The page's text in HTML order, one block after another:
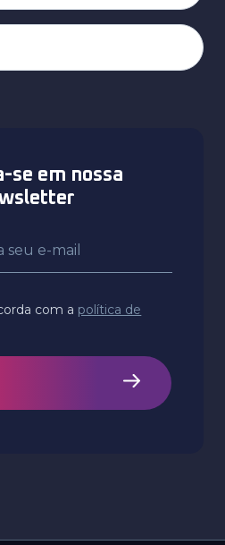
se em nossa
com a política de